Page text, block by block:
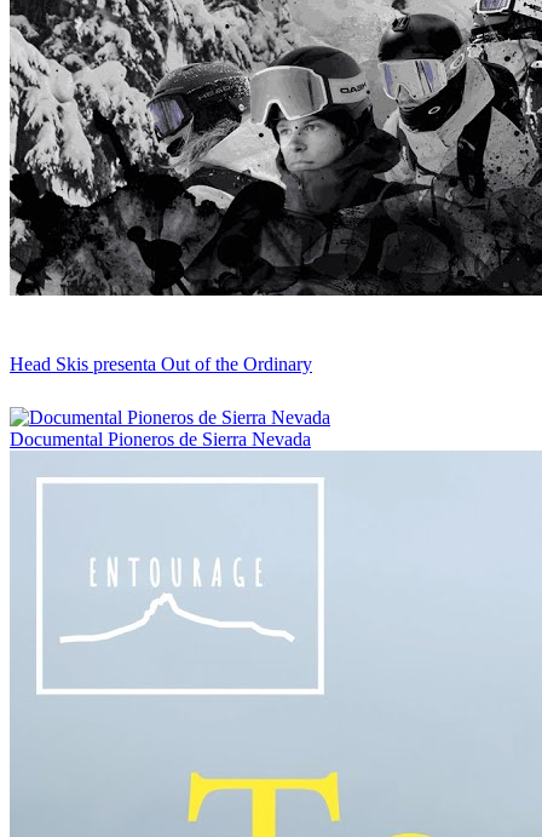
Head Skis presenta Out of the Ordinary
Documental Pioneros de Sierra Nevada